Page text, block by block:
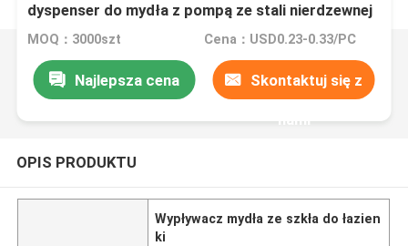
dyspenser do mydła z pompą ze stali nierdzewnej
MOQ：3000szt Cena：USD0.23-0.33/PC
Najlepsza cena Skontaktuj się z
nami
OPIS PRODUKTU
Wypływacz mydła ze szkła do łazien
ki